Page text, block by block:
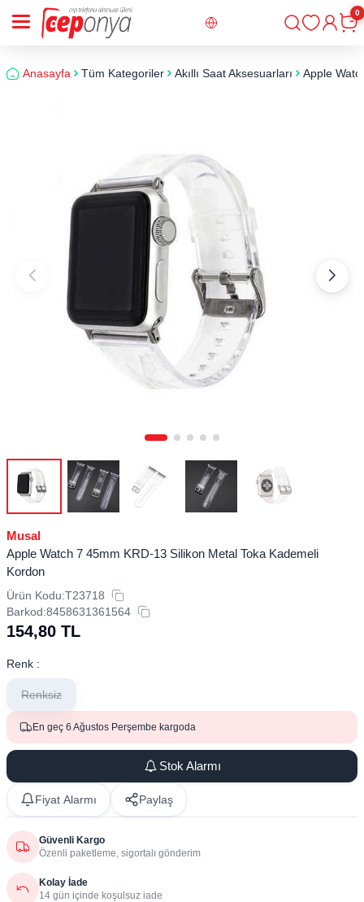
Giriş
0
Anasayfa Tüm Kategoriler Akıllı Saat Aksesuarları ​​​Apple
Musal
​​​Apple Watch 7 45mm KRD-13 Silikon Metal Toka Kademeli
Kordon
Ürün Kodu:T23718
Barkod:8458631361564
154,80 TL
Renk :
Renksiz
En geç 6 Ağustos Perşembe kargoda
Stok Alarmı
Fiyat Alarmı Paylaş
Güvenli Kargo
Özenli paketleme, sigortalı gönderim
Kolay İade
14 gün içinde koşulsuz iade